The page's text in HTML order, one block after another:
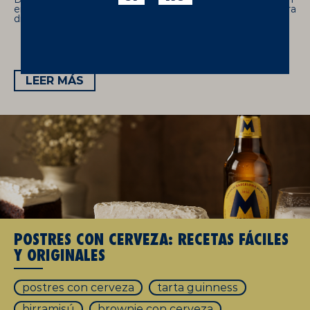
en el aroma, la espuma y el sabor. Aprende cuál elegir para
disfrutar cada estilo como un experto.
LEER MÁS
POSTRES CON CERVEZA: RECETAS FÁCILES
Y ORIGINALES
postres con cerveza
tarta guinness